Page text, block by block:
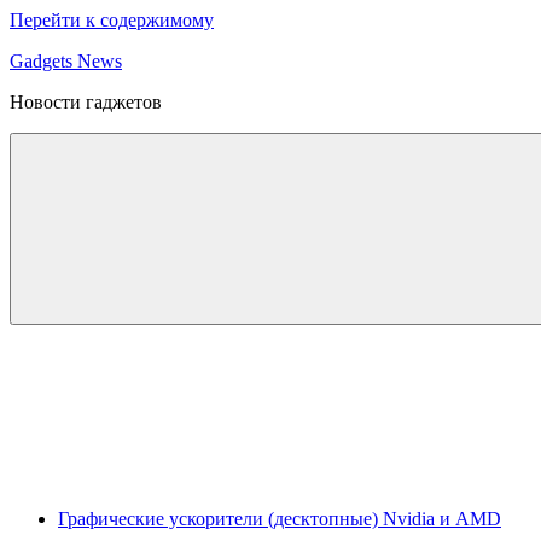
Перейти к содержимому
Gadgets News
Новости гаджетов
Графические ускорители (десктопные) Nvidia и AMD